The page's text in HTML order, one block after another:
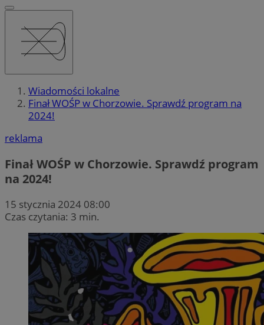
Wiadomości lokalne
Finał WOŚP w Chorzowie. Sprawdź program na
2024!
reklama
Finał WOŚP w Chorzowie. Sprawdź program
na 2024!
15 stycznia 2024 08:00
Czas czytania: 3 min.